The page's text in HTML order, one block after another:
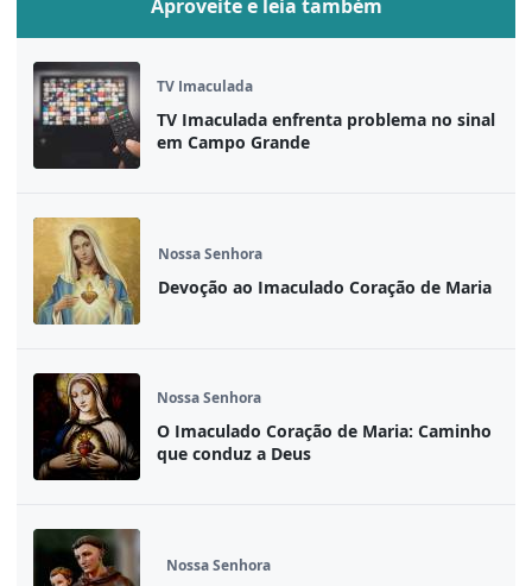
Aproveite e leia também
TV Imaculada
TV Imaculada enfrenta problema no sinal
em Campo Grande
Nossa Senhora
Devoção ao Imaculado Coração de Maria
Nossa Senhora
O Imaculado Coração de Maria: Caminho
que conduz a Deus
Nossa Senhora